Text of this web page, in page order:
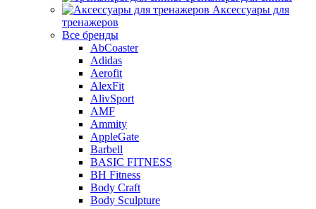
Аксессуары для
тренажеров
Все бренды
AbCoaster
Adidas
Aerofit
AlexFit
AlivSport
AMF
Ammity
AppleGate
Barbell
BASIC FITNESS
BH Fitness
Body Craft
Body Sculpture